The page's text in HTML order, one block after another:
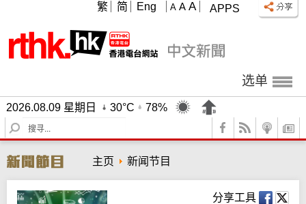
APPS
A A A
繁 简 Eng
选单
2026.08.09 星期日 30°C
78%
S
e
r
c
h
主页 新闻节目
分享工具